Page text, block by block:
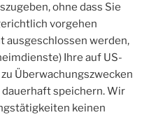
ohne dass Sie
vorgehen
ausgeschlossen werden,
Ihre auf US-
Überwachungszwecken
speichern. Wir
keinen